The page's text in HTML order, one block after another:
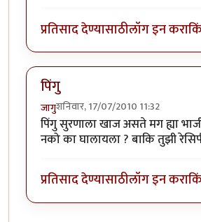
प्रतिसाद देण्यासाठीलॉग इन करा
पिंगु
जागुशनिवार, 17/07/2010 11:32
पिंगु सुरणाला खाज असते मग ह्या
नको का घालायला ? बाकि तुझी
प्रतिसाद देण्यासाठीलॉग इन करा